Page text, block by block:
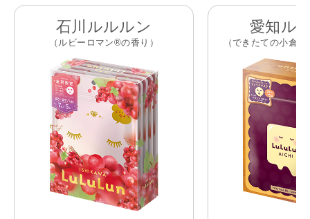
石川ルルルン
（ルビーロマン®️の香り）
愛知ル
（できたての小倉